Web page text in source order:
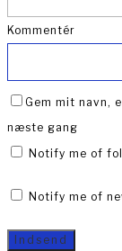
Kommentér
Gem mit navn,
næste gang
Notify me of
Notify me of